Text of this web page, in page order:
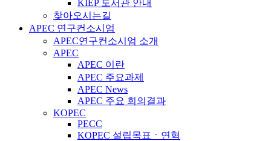
KIEP 도서관 안내
찾아오시는길
APEC 연구컨소시엄
APEC연구컨소시엄 소개
APEC
APEC 이란
APEC 주요과제
APEC News
APEC 주요 회의결과
KOPEC
PECC
KOPEC 설립목표ㆍ연혁